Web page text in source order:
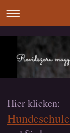
Hier klicken: